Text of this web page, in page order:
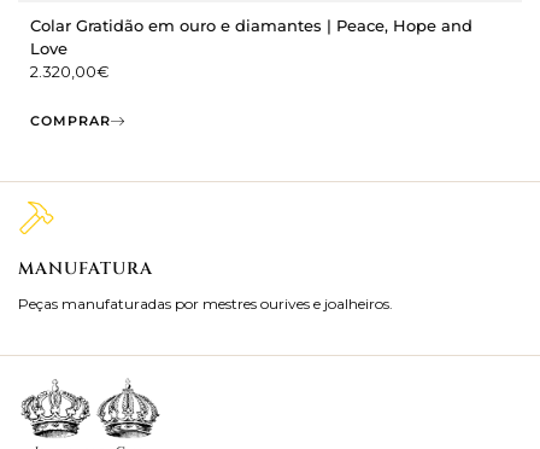
Colar Gratidão em ouro e diamantes | Peace, Hope and
Love
2.320,00€
COMPRAR
MANUFATURA
Peças manufaturadas por mestres ourives e joalheiros.